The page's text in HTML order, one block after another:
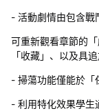
- 活動劇情由包含戰
可重新觀看章節的
「收藏」、以及具
- 掃蕩功能僅能於「
- 利用特化效果學生